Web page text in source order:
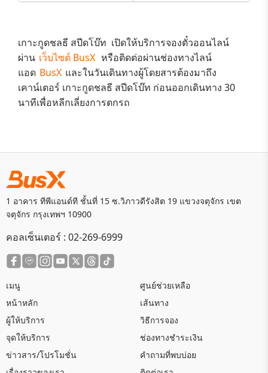
เกาะกูดชลธี สปีดโบ๊ท เปิดให้บริการจองตั๋วออนไลน์
ผ่าน เว็บไซต์ BusX หรือติดต่อผ่านช่องทางไลน์
แอด BusX และในวันเดินทางผู้โดยสารต้องมาถึง
เคาน์เตอร์ เกาะกูดชลธี สปีดโบ๊ท ก่อนออกเดินทาง 30
นาทีเพื่อหลีกเลี่ยงการตกรถ
1 อาคาร ทีพีแอนด์ที ชั้นที่ 15 ซ.วิภาวดีรังสิต 19 แขวงจตุจักร เขต
จตุจักร กรุงเทพฯ 10900
คอลเซ็นเตอร์ : 02-269-6999
เมนู
หน้าหลัก
ผู้ให้บริการ
จุดให้บริการ
ข่าวสาร/โปรโมชั่น
ศูนย์ช่วยเหลือ
เส้นทาง
วิธีการจอง
ช่องทางชำระเงิน
คำถามที่พบบ่อย